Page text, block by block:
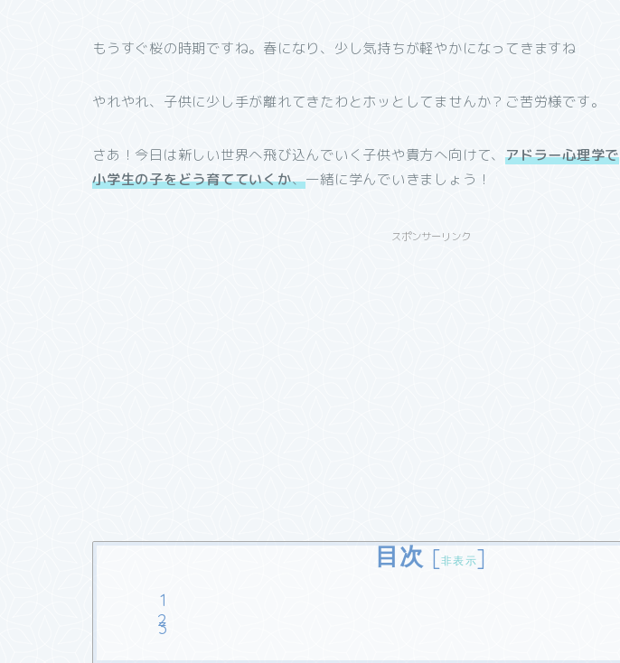
もうすぐ桜の時期ですね。春になり、少し気持ちが軽やかになってきますね
やれやれ、子供に少し手が離れてきたわとホッとしてませんか？ ご苦労様です。
さあ！今日は新しい世界へ飛び込んでいく子供や貴方へ向けて、アドラー心理学で
小学生の子をどう育てていくか、一緒に学んでいきましょう！
スポンサーリンク
目次 [非表示]